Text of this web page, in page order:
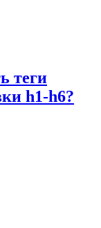
теги
h1-h6?